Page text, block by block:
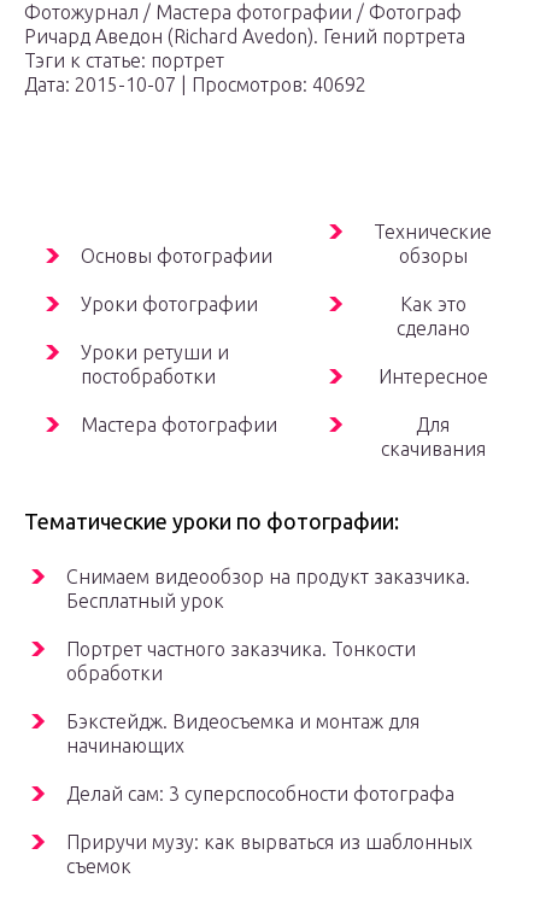
Фотожурнал / Мастера фотографии / Фотограф
Ричард Аведон (Richard Avedon). Гений портрета
Тэги к статье: портрет
Дата: 2015-10-07 | Просмотров: 40692
Основы фотографии
Уроки фотографии
Уроки ретуши и
постобработки
Мастера фотографии
Технические
обзоры
Как это
сделано
Интересное
Для
скачивания
Тематические уроки по фотографии:
Снимаем видеообзор на продукт заказчика.
Бесплатный урок
Портрет частного заказчика. Тонкости
обработки
Бэкстейдж. Видеосъемка и монтаж для
начинающих
Делай сам: 3 суперспособности фотографа
Приручи музу: как вырваться из шаблонных
съемок